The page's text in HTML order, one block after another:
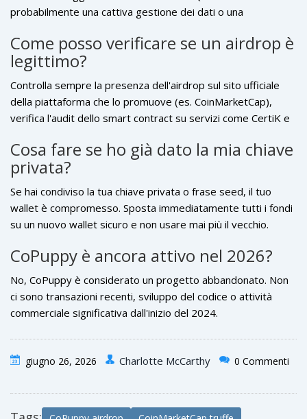
probabilmente una cattiva gestione dei dati o una
Come posso verificare se un airdrop è
legittimo?
Controlla sempre la presenza dell'airdrop sul sito ufficiale
della piattaforma che lo promuove (es. CoinMarketCap),
verifica l'audit dello smart contract su servizi come CertiK e
Cosa fare se ho già dato la mia chiave
privata?
Se hai condiviso la tua chiave privata o frase seed, il tuo
wallet è compromesso. Sposta immediatamente tutti i fondi
su un nuovo wallet sicuro e non usare mai più il vecchio.
CoPuppy è ancora attivo nel 2026?
No, CoPuppy è considerato un progetto abbandonato. Non
ci sono transazioni recenti, sviluppo del codice o attività
commerciale significativa dall'inizio del 2024.
giugno 26, 2026 Charlotte McCarthy 0 Commenti